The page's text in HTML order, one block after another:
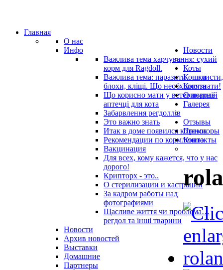
Главная
О нас
Инфо
Важлива тема харчування: сухий
корм для Ragdoll.
Важлива тема: паразити — глисти,
блохи, кліщі. Що необхідно знати!
Що корисно мати у ветеринарнiй
аптечцi для кота
Забарвлення регдоллів
Это важно знать
Итак в доме появился котенок
Рекомендации по кормлению
Вакцинация
Для всех, кому кажется, что у нас
дорого!
Крипторх - это..
О стерилизации и кастрации
За кадром работы над
фотографиями
Щасливе життя чи проблема…
регдол та інші тварини
Новости
Новости
Архив новостей
Коты
Кошки
Котята
О породе
Галерея
Выставки
Домашние
Отзывы
Премиоры
Контакты
Партнеры